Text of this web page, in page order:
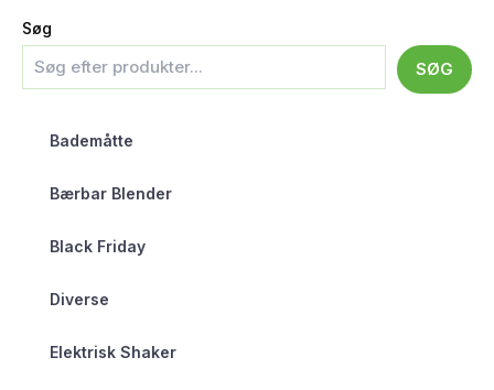
Søg
SØG
Bademåtte
Bærbar Blender
Black Friday
Diverse
Elektrisk Shaker